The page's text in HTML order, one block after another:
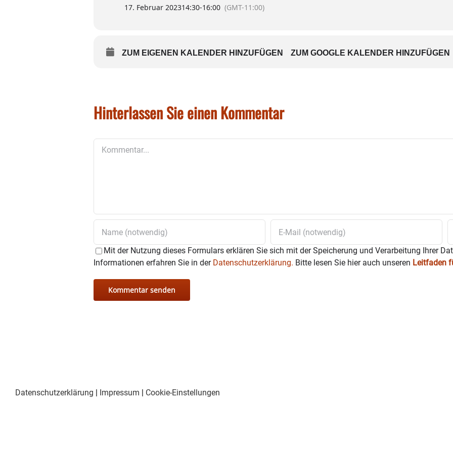
Eine Anmeldung ist unter 08031/16900 oder
17. Februar 202314:30-16:00 (GMT-11:00)
ZUM EIGENEN KALENDER HINZUFÜGEN ZUM GOOGLE KALENDER HINZUFÜGEN
Hinterlassen Sie einen Kommentar
Mit der Nutzung dieses Formulars erklären Sie sich mit der Speicherung und Verarbeitung Ihrer
Informationen erfahren Sie in der Datenschutzerklärung. Bitte lesen Sie hier auch unseren Leitfaden
Datenschutzerklärung | Impressum | Cookie-Einstellungen